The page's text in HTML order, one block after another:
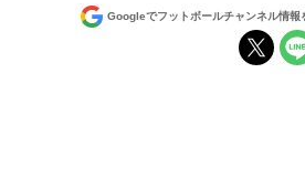
Googleでフットボールチャンネル情報